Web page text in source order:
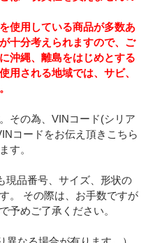
使用している商品が多数あ
十分考えられますので、ご
沖縄、離島をはじめとする
用される地域では、サビ、
その為、VINコード(シリア
コードをお伝え頂きこちら
す。
品番号、サイズ、形状の
。 その際は、お手数ですが
予めご了承ください。